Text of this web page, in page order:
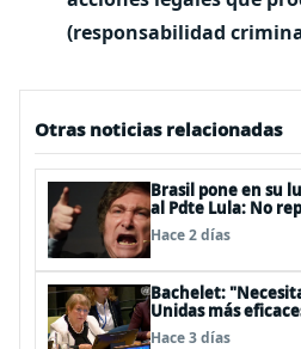
(responsabilidad
Otras noticias relacionadas
Brasil pone en su
al Pdte Lula: No
BBSS y rebaja la
Hace 2 días
Bachelet:
Unidas más
personas"
Hace 3 días